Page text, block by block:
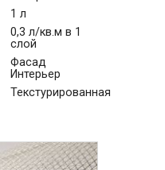
1 л
0,3 л/кв.м в 1
слой
Фасад
Интерьер
Текстурированная